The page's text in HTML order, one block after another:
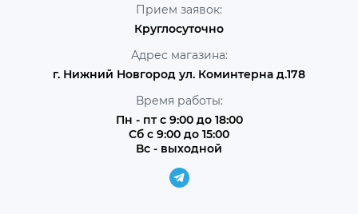
Прием заявок:
Круглосуточно
Адрес магазина:
г. Нижний Новгород ул. Коминтерна д.178
Время работы:
Пн - пт с 9:00 до 18:00
Сб с 9:00 до 15:00
Вс - выходной